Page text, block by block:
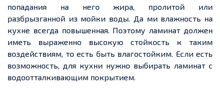
попадания на него жира, пролитой или
разбрызганной из мойки воды. Да ми влажность на
кухне всегда повышенная. Поэтому ламинат должен
иметь выраженно высокую стойкость к таким
воздействиям, то есть быть влагостойким. Если есть
возможность, для кухни нужно выбирать ламинат с
водоотталкивающим покрытием.